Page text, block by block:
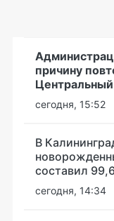
причину
сегодня, 15:52
В
составил
сегодня, 14:34